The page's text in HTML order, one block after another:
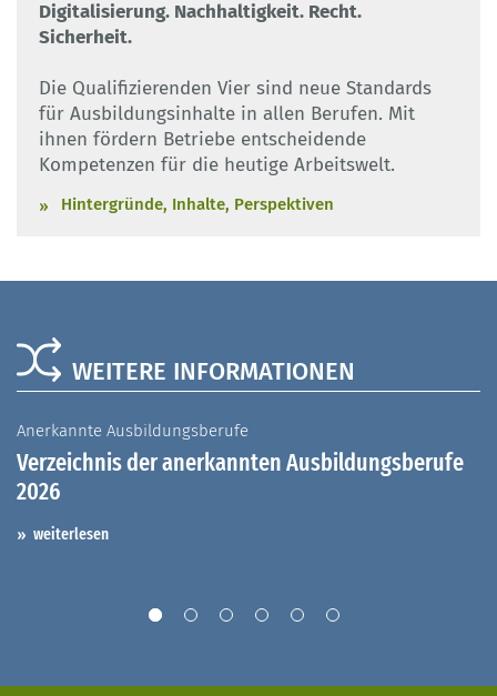
Digitalisierung. Nachhaltigkeit. Recht.
Sicherheit.
Die Qualifizierenden Vier sind neue Standards
für Ausbildungsinhalte in allen Berufen. Mit
ihnen fördern Betriebe entscheidende
Kompetenzen für die heutige Arbeitswelt.
Hintergründe, Inhalte, Perspektiven
WEITERE INFORMATIONEN
Anerkannte Ausbildungsberufe
Verzeichnis der anerkannten Ausbildungsberufe
2026
weiterlesen